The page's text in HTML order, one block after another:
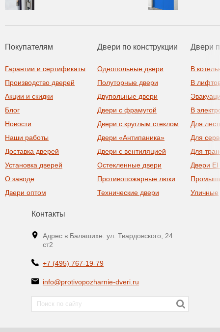
Покупателям
Гарантии и сертификаты
Производство дверей
Акции и скидки
Блог
Новости
Наши работы
Доставка дверей
Установка дверей
О заводе
Двери оптом
Двери по конструкции
Однопольные двери
Полуторные двери
Двупольные двери
Двери с фрамугой
Двери с круглым стеклом
Двери «Антипаника»
Двери с вентиляцией
Остекленные двери
Противопожарные люки
Технические двери
Двери
В
В
В
Для
Для
Для
Двери
Уличные
Контакты
Адрес в Балашихе: ул. Твардовского, 24
ст2
+7 (495) 767-19-79
info@protivopozharnie-dveri.ru